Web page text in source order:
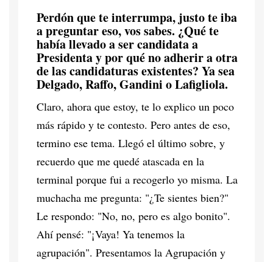
Perdón que te interrumpa, justo te iba
a preguntar eso, vos sabes. ¿Qué te
había llevado a ser candidata a
Presidenta y por qué no adherir a otra
de las candidaturas existentes? Ya sea
Delgado, Raffo, Gandini o Lafigliola.
Claro, ahora que estoy, te lo explico un poco
más rápido y te contesto. Pero antes de eso,
termino ese tema. Llegó el último sobre, y
recuerdo que me quedé atascada en la
terminal porque fui a recogerlo yo misma. La
muchacha me pregunta: "¿Te sientes bien?"
Le respondo: "No, no, pero es algo bonito".
Ahí pensé: "¡Vaya! Ya tenemos la
agrupación". Presentamos la Agrupación y